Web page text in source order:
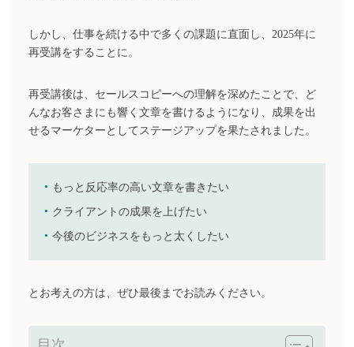
しかし、仕事を続ける中で多くの課題に直面し、2025年に
再受講をすることに。
再受講後は、セールスコピーへの理解を深めたことで、ど
んなお客さまにも響く文章を書けるようになり、成果を出
せるマーケターとしてステージアップを果たされました。
もっと反応率の高い文章を書きたい
クライアントの成果を上げたい
今後のビジネスをもっと太くしたい
とお考えの方は、ぜひ最後までお読みください。